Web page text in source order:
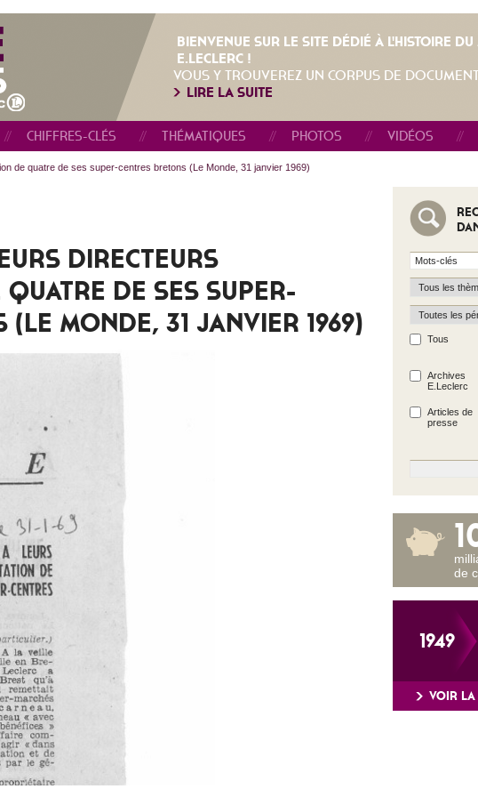
BIENVENUE SUR LE SITE DÉDIÉ À L'HISTOIRE
E.LECLERC !
VOUS Y TROUVEREZ UN CORPUS DE
LIRE LA SUITE
CHIFFRES-CLÉS THÉMATIQUES PHOTOS VIDÉOS
de quatre de ses super-centres bretons (Le Monde, 31 janvier 1969)
DIRECTEURS
DE SES SUPER-
(LE MONDE, 31 JANVIER 1969)
Tous
Archives
E.Leclerc
Articles de
presse
de
1949
VOIR